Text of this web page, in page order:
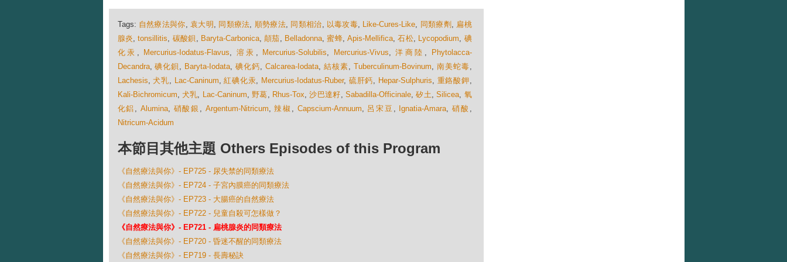
Tags: 自然療法與你, 袁大明 , 同類療法, 順勢療法, 同類相治, 以毒攻毒, Like-Cures-Like, 同類療劑 , 扁桃
腺炎,tonsillitis, 碳酸鋇 , Baryta-Carbonica,顛茄, Belladonna,蜜蜂,Apis-Mellifica,石松, Lycopodium, 碘
化汞 , Mercurius-Iodatus-Flavus, 溶汞 , Mercurius-Solubilis, Mercurius-Vivus,洋商陸 ,
Phytolacca-
Decandra,碘化鋇 , Baryta-Iodata,碘化鈣,Calcarea-Iodata, 結核素, Tuberculinum-Bovinum, 南美蛇毒,
Lachesis,犬乳, Lac-Caninum,紅碘化汞, Mercurius-Iodatus-Ruber, 硫肝鈣, Hepar-Sulphuris, 重鉻酸鉀,
Kali-Bichromicum, 犬乳, Lac-Caninum,野葛, Rhus-Tox,沙巴達籽,Sabadilla-Officinale,矽土,Silicea, 氧
化鋁 , Alumina, 硝酸銀 , Argentum-Nitricum,辣椒 , Capscium-Annuum, 呂宋豆 , Ignatia-Amara, 硝酸 ,
Nitricum-Acidum
本節目其他主題 Others Episodes of this Program
《自然療法與你》- EP725 - 尿失禁的同類療法
《自然療法與你》- EP724 - 子宮內膜癌的同類療法
《自然療法與你》- EP723 - 大腸癌的自然療法
《自然療法與你》- EP722 - 兒童自殺可怎樣做？
《自然療法與你》- EP721 - 扁桃腺炎的同類療法
《自然療法與你》- EP720 - 昏迷不醒的同類療法
《自然療法與你》- EP719 - 長壽秘訣